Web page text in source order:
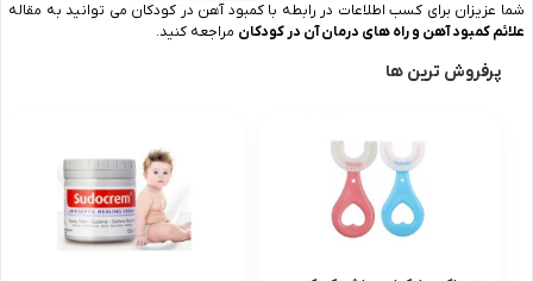
شما عزیزان برای کسب اطلاعات در رابطه با کمبود آهن در کودکان می توانید به مقاله
علائم کمبودآهن و راه های درمان آن در کودکان مراجعه کنید.
پرفروش ترین ها